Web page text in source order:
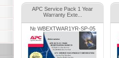
APC Service Pack 1 Year
Warranty Exte...
№ WBEXTWAR1YR-SP-05